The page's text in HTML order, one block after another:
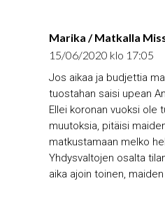
Marika / Matkalla
15/06/2020 klo 17:05
Jos aikaa ja budjettia
tuostahan saisi upean
Ellei koronan vuoksi ole
muutoksia, pitäisi
matkustamaan melko
Yhdysvaltojen osalta
aika ajoin toinen,